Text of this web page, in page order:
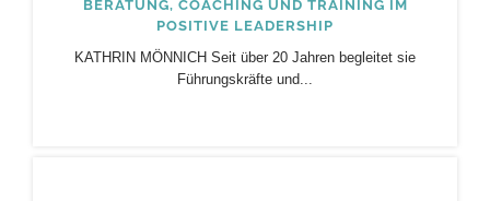
BERATUNG, COACHING UND TRAINING IM
POSITIVE LEADERSHIP
KATHRIN MÖNNICH Seit über 20 Jahren begleitet sie
Führungskräfte und...